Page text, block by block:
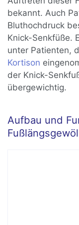
bekannt. Auch
Bluthochdruck
Knick-Senkfüße.
unter Patienten,
Kortison
der Knick-
übergewichtig.
Aufbau und